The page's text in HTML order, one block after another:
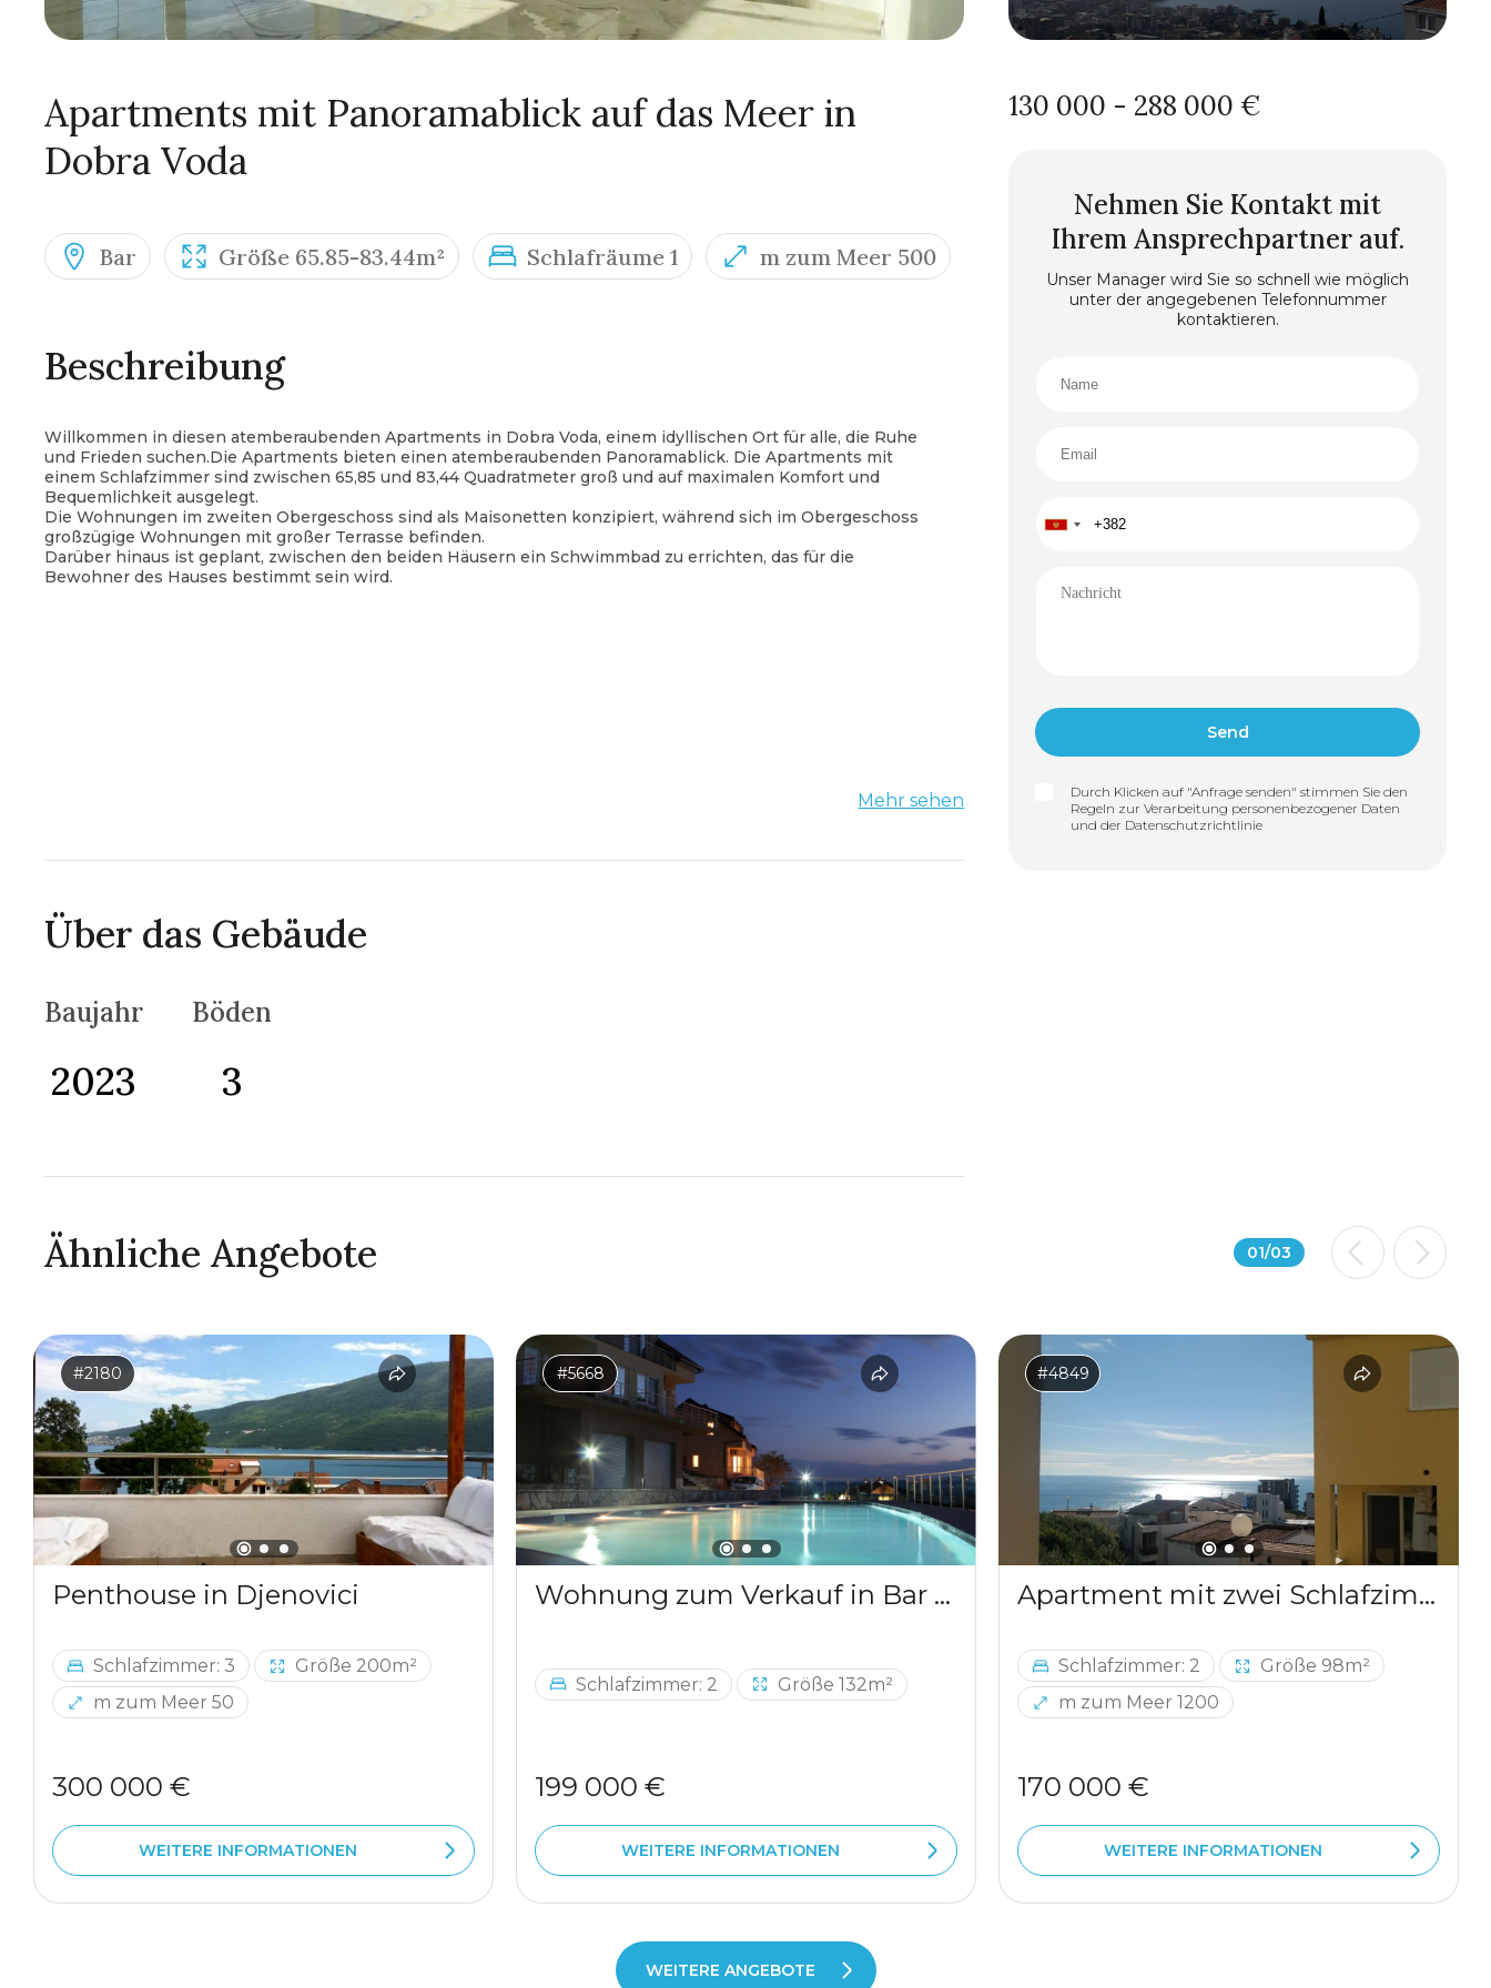
Apartments mit Panoramablick auf das Meer in
Dobra Voda
Bar Größe 65.85-83.44m² Schlafräume 1 m zum Meer 500
Beschreibung
Willkommen in diesen atemberaubenden Apartments in Dobra Voda, einem idyllischen Ort für alle, die Ruhe
und Frieden suchen.Die Apartments bieten einen atemberaubenden Panoramablick. Die Apartments mit
einem Schlafzimmer sind zwischen 65,85 und 83,44 Quadratmeter groß und auf maximalen Komfort und
Bequemlichkeit ausgelegt.
Die Wohnungen im zweiten Obergeschoss sind als Maisonetten konzipiert, während sich im Obergeschoss
großzügige Wohnungen mit großer Terrasse befinden.
Darüber hinaus ist geplant, zwischen den beiden Häusern ein Schwimmbad zu errichten, das für die
Bewohner des Hauses bestimmt sein wird.
Mehr sehen
Über das Gebäude
Baujahr
2023
Böden
3
130 000 - 288 000 €
Nehmen Sie Kontakt mit
Ihrem Ansprechpartner auf.
Unser Manager wird Sie so schnell wie möglich
unter der angegebenen Telefonnummer
kontaktieren.
Durch Klicken auf "Anfrage senden" stimmen Sie den
Regeln zur Verarbeitung personenbezogener Daten
und der Datenschutzrichtlinie
Ähnliche Angebote 01/03
#2180
Penthouse in Djenovici
Schlafzimmer: 3
Größe 200m²
m zum Meer 50
300 000 €
WEITERE INFORMATIONEN
#5668
Wohnung zum Verkauf in Bar mit Blick auf die Berge
Schlafzimmer: 2 Größe 132m²
199 000 €
WEITERE INFORMATIONEN
#4849
Apartment mit zwei Schlafzimmern und Meerblick in Ulcinj
Schlafzimmer: 2
Größe 98m²
m zum Meer 1200
170 000 €
WEITERE INFORMATIONEN
WEITERE ANGEBOTE